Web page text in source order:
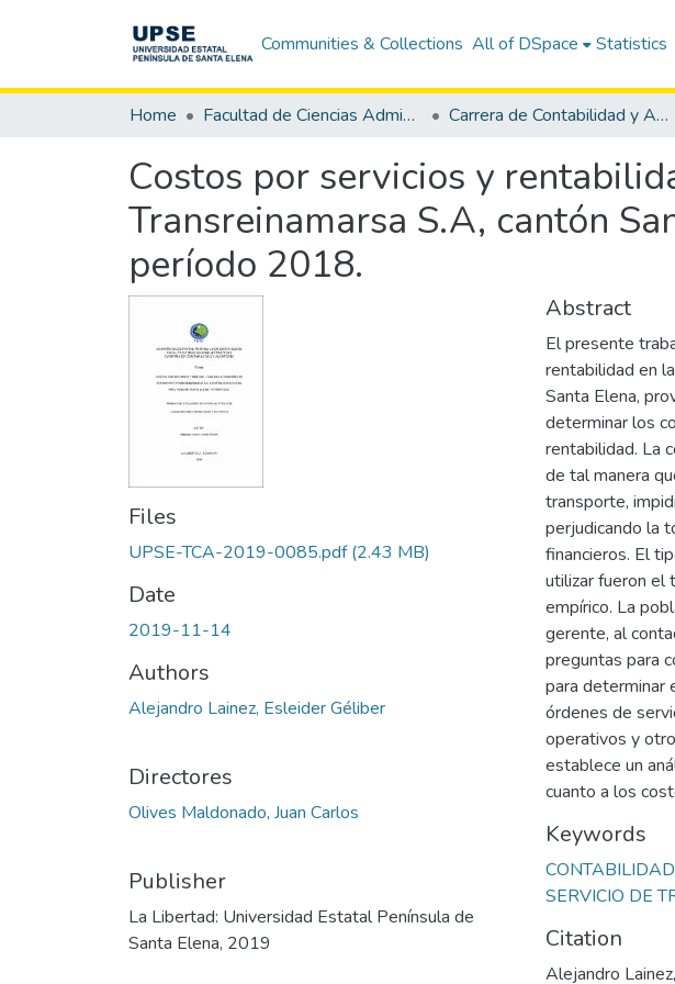
Communities & Collections All of DSpace Statistics
Home Facultad de Ciencias Administrativas Carrera de Contabilidad y Auditoría
Costos por servicios y
Transreinamarsa S.A, cantón
período 2018.
Files
UPSE-TCA-2019-0085.pdf(2.43 MB)
Date
2019-11-14
Authors
Alejandro Lainez, Esleider Géliber
Directores
Olives Maldonado, Juan Carlos
Publisher
La Libertad: Universidad Estatal Península de
Santa Elena, 2019
Abstract
El presente
rentabilidad en
Santa Elena,
determinar los
rentabilidad. La
de tal manera
transporte,
perjudicando la
financieros. El
utilizar fueron el
empírico. La
gerente, al
preguntas para
para determinar
órdenes de
operativos y
establece un
cuanto a los
Keywords
SERVICIO DE
Citation
Alejandro